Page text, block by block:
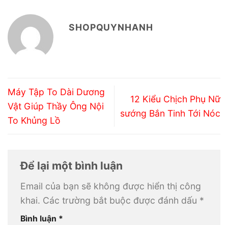
SHOPQUYNHANH
Máy Tập To Dài Dương
Vật Giúp Thầy Ông Nội
To Khủng Lồ
12 Kiểu Chịch Phụ Nữ
sướng Bắn Tinh Tới Nóc
Để lại một bình luận
Email của bạn sẽ không được hiển thị công
khai. Các trường bắt buộc được đánh dấu *
Bình luận *